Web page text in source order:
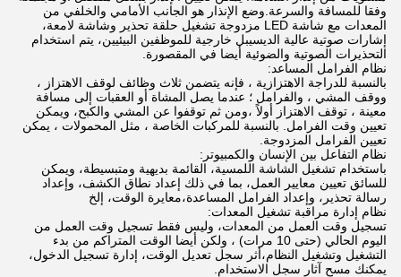
وفقا للمسافة والسرعة.وضع الإنذار هو الجانب الأمامي والخلفي من
المعدات مع شاشة LED مزدوجة تشغيل حلقة تحذير وشاشة لامعة،
إشارات صوتية عالية الديسيبل خارجية للموظفين البيئيين، يتم استخدام
التحذيرات الصوتية والضوئية أيضا في المقصورة.
نظام الفرامل المساعد:
بالنسبة للدراجة الاهتزازية ، فإنه يتضمن ثلاث وظائف لوقف الاهتزاز ،
ووقف المشي ، والفرامل ؛ عندما يصل المشاة أو العقبات إلى مسافة
معينة ، توقف الاهتزاز أولاً ،ومن ثم توقفوا عن المشي والكبح، ويمكن
تعيين وقت الفرامل. بالنسبة للمركبات الخاصة ، مثل المحمولات ، يمكن
تعيين الفرامل المزدوجة.
نظام التفاعل بين الإنسان والكمبيوتر:
باستخدام تشغيل الشاشة اللمسية، القائمة بديهية ومتبسيطة، ويمكن
للسائق تعيين معايير العمل، بما في ذلك إعداد نطاق الكشف، وإعداد
رسالة تحذير، وإعداد الفرامل المساعدة،معايرة الوقت، إلخ
نظام إدارة مراقبة تشغيل المعدات:
تسجيل وقت العمل من المعدات، وليس فقط تسجيل وقت العمل من
اليوم الحالي (حتى 10 مرات) ، ولكن أيضا الوقت المتراكم من بدء
التشغيل وتشغيل النظام،أثر سجل تعديل الوقت، إدارة تسجيل الدخول،
يمكنك مسح آثار سجل الاستخدام.